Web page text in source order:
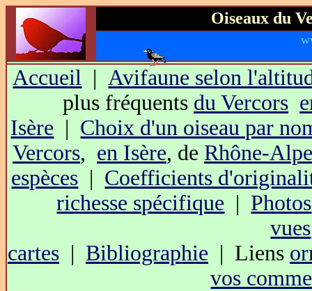
Oiseaux du
Accueil |Avifaune selon
plus fréquents du Vercors
Isère | Choix d'un oiseau par
Vercors, en Isère, de Rhône-
espèces | Coefficients
richesse spécifique | Photos
vues
cartes | Bibliographie | Liens
vos